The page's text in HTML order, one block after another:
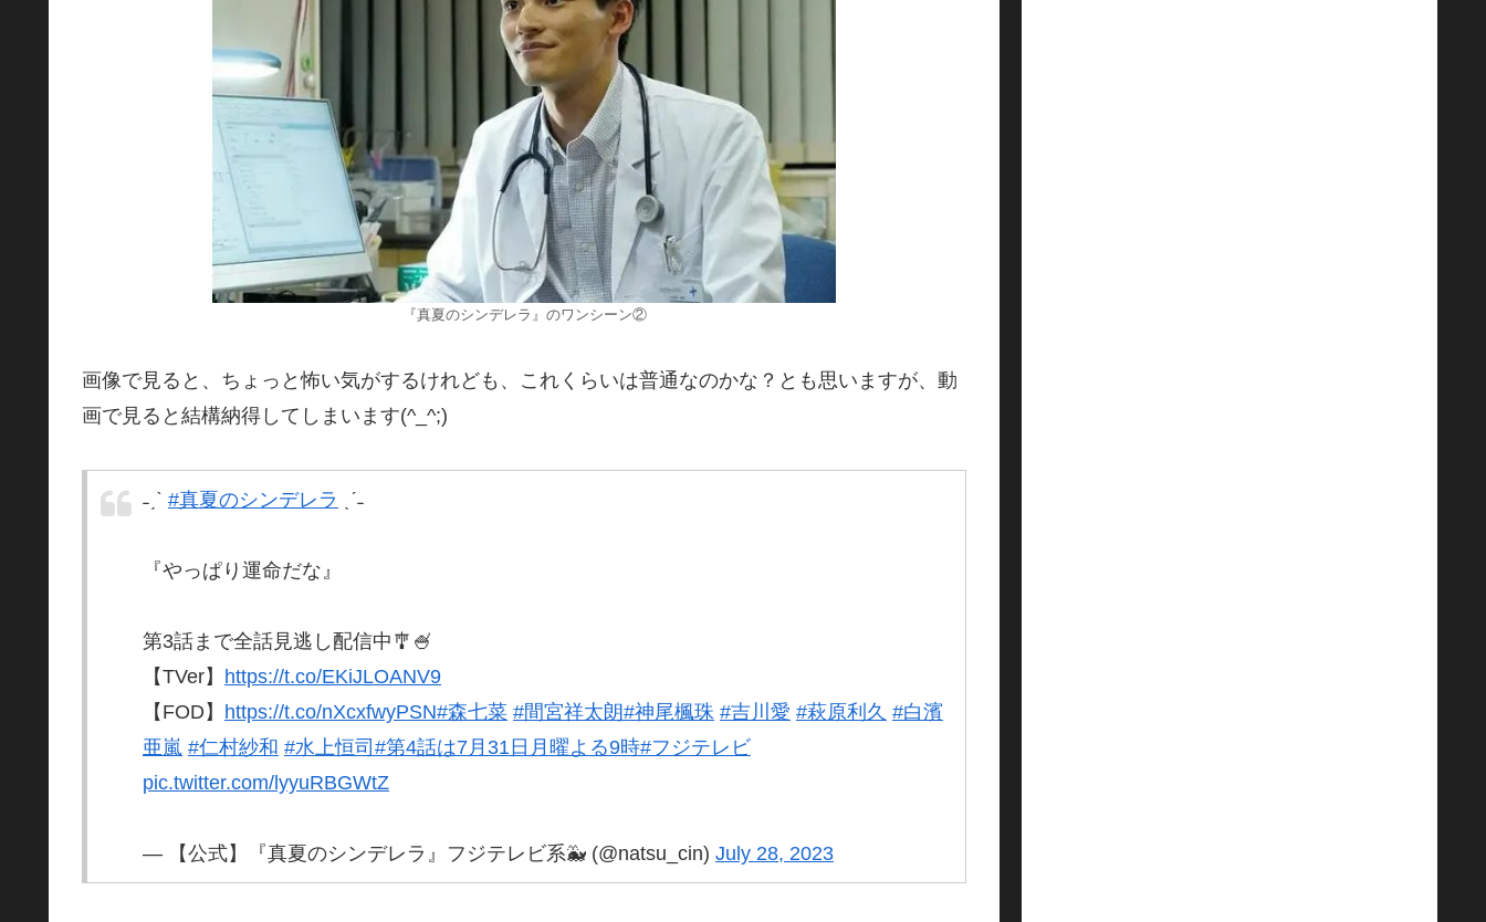
『真夏のシンデレラ』のワンシーン②
画像で見ると、ちょっと怖い気がするけれども、これくらいは普通なのかな？とも思いますが、動
画で見ると結構納得してしまいます(^_^;)
˗ˏˋ #真夏のシンデレラ ˎˊ˗
『やっぱり運命だな』
第3話まで全話見逃し配信中🎐🍧
【TVer】 https://t.co/EKiJLOANV9
【FOD】 https://t.co/nXcxfwyPSN#森七菜 #間宮祥太朗#神尾楓珠 #吉川愛 #萩原利久 #白濱
亜嵐 #仁村紗和 #水上恒司 #第4話は7月31日月曜よる9時#フジテレビ
pic.twitter.com/lyyuRBGWtZ
— 【公式】『真夏のシンデレラ』フジテレビ系🐳 (@natsu_cin) July 28, 2023